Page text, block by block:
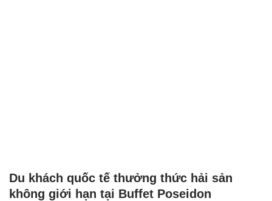
Du khách quốc tế thưởng thức hải sản
không giới hạn tại Buffet Poseidon